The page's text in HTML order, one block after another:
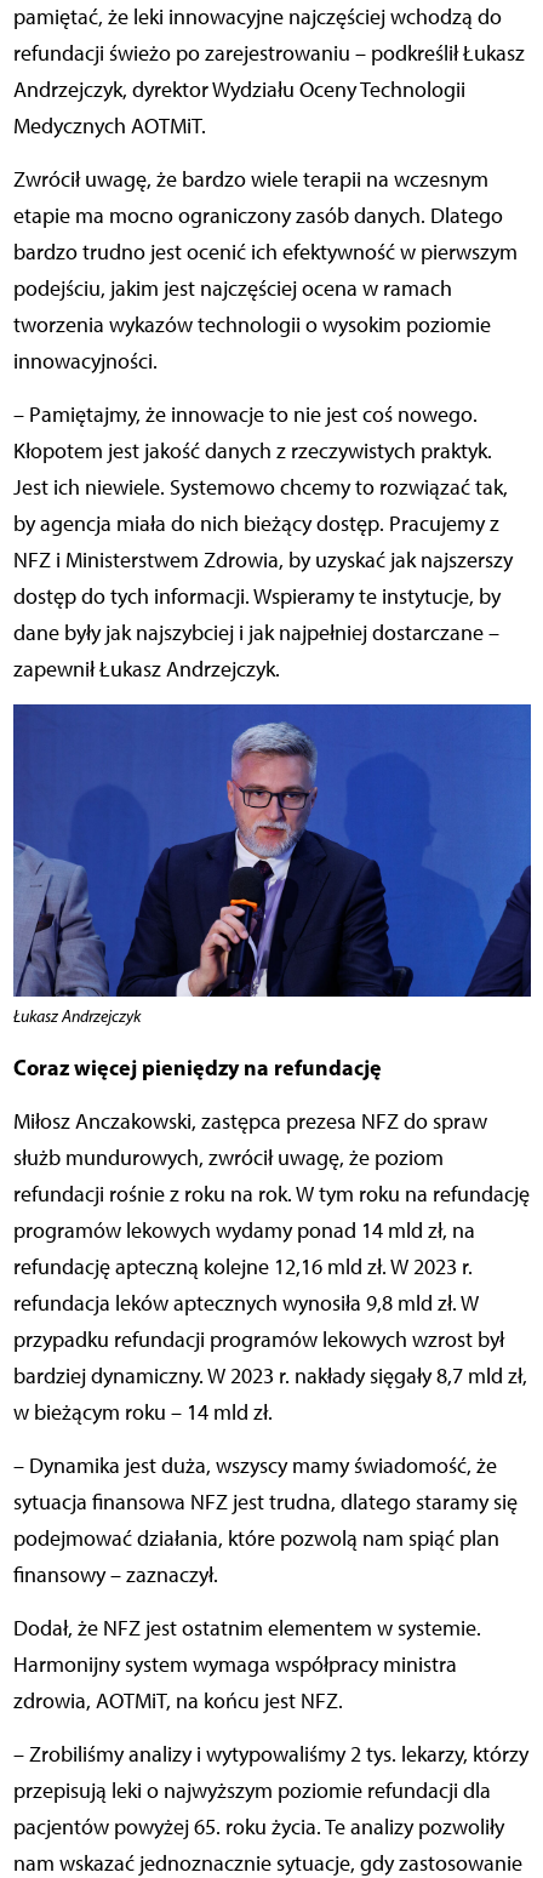
pamiętać, że leki innowacyjne najczęściej wchodzą do
refundacji świeżo po zarejestrowaniu – podkreślił Łukasz
Andrzejczyk, dyrektor Wydziału Oceny Technologii
Medycznych AOTMiT.
Zwrócił uwagę, że bardzo wiele terapii na wczesnym
etapie ma mocno ograniczony zasób danych. Dlatego
bardzo trudno jest ocenić ich efektywność w pierwszym
podejściu, jakim jest najczęściej ocena w ramach
tworzenia wykazów technologii o wysokim poziomie
innowacyjności.
– Pamiętajmy, że innowacje to nie jest coś nowego.
Kłopotem jest jakość danych z rzeczywistych praktyk.
Jest ich niewiele. Systemowo chcemy to rozwiązać tak,
by agencja miała do nich bieżący dostęp. Pracujemy z
NFZ i Ministerstwem Zdrowia, by uzyskać jak najszerszy
dostęp do tych informacji. Wspieramy te instytucje, by
dane były jak najszybciej i jak najpełniej dostarczane –
zapewnił Łukasz Andrzejczyk.
Łukasz Andrzejczyk
Coraz więcej pieniędzy na refundację
Miłosz Anczakowski, zastępca prezesa NFZ do spraw
służb mundurowych, zwrócił uwagę, że poziom
refundacji rośnie z roku na rok. W tym roku na refundację
programów lekowych wydamy ponad 14 mld zł, na
refundację apteczną kolejne 12,16 mld zł. W 2023 r.
refundacja leków aptecznych wynosiła 9,8 mld zł. W
przypadku refundacji programów lekowych wzrost był
bardziej dynamiczny. W 2023 r. nakłady sięgały 8,7 mld zł,
w bieżącym roku – 14 mld zł.
– Dynamika jest duża, wszyscy mamy świadomość, że
sytuacja finansowa NFZ jest trudna, dlatego staramy się
podejmować działania, które pozwolą nam spiąć plan
finansowy – zaznaczył.
Dodał, że NFZ jest ostatnim elementem w systemie.
Harmonijny system wymaga współpracy ministra
zdrowia, AOTMiT, na końcu jest NFZ.
– Zrobiliśmy analizy i wytypowaliśmy 2 tys. lekarzy, którzy
przepisują leki o najwyższym poziomie refundacji dla
pacjentów powyżej 65. roku życia. Te analizy pozwoliły
nam wskazać jednoznacznie sytuacje, gdy zastosowanie